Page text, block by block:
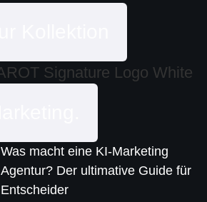
Was macht eine KI-Marketing
Agentur? Der ultimative Guide für
Entscheider